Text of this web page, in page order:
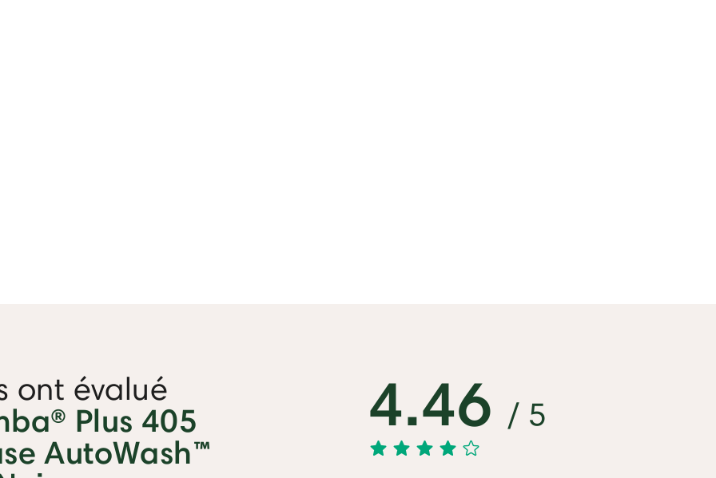
ont évalué
Plus 405
AutoWash™
4.46 / 5